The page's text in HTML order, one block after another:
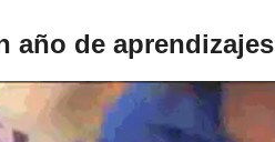
año de aprendizajes